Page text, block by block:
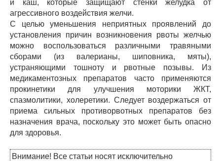
и каш, которые защищают стенки желудка от
агрессивного воздействия желчи.
С целью уменьшения неприятных проявлений до
установления причин возникновения рвоты желчью
можно воспользоваться различными травяными
сборами (из валерианы, шиповника, мяты),
устраняющими тошноту и рвотные позывы. Из
медикаментозных препаратов часто применяются
прокинетики для улучшения моторики ЖКТ,
спазмолитики, холеретики. Следует воздержаться от
приема сильных противорвотных препаратов без
назначения врача, поскольку это может быть опасно
для здоровья.
Внимание! Все статьи носят исключительно